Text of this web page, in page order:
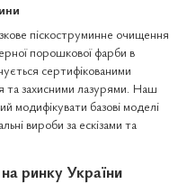
піскоструминне очищення
порошкової фарби в
сертифікованими
та захисними лазурями. Наш
модифікувати базові моделі
вироби за ескізами та
ринку України